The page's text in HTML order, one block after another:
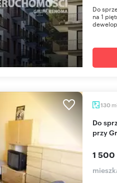
Do
na 1
130 m
Do sprzedania przestronne 130 m² w kamienicy
przy
1 500